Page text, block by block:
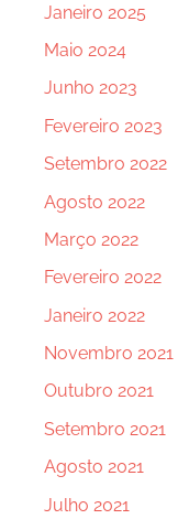
Janeiro 2025
Maio 2024
Junho 2023
Fevereiro 2023
Setembro 2022
Agosto 2022
Março 2022
Fevereiro 2022
Janeiro 2022
Novembro 2021
Outubro 2021
Setembro 2021
Agosto 2021
Julho 2021